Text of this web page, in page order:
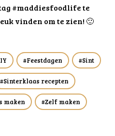
#maddiesfoodlife te
vinden om te zien! 🙂
Feestdagen Sint
Sinterklaas recepten
maken Zelf maken